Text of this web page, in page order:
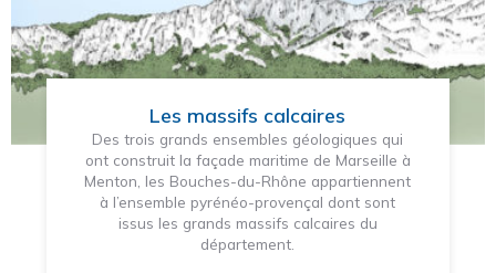
Les massifs calcaires
Des trois grands ensembles géologiques qui
ont construit la façade maritime de Marseille à
Menton, les Bouches-du-Rhône appartiennent
à l’ensemble pyrénéo-provençal dont sont
issus les grands massifs calcaires du
département.